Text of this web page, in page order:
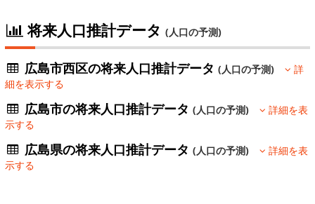
将来人口推計データ (人口の予測)
広島市西区の将来人口推計データ(人口の予測)
詳
細を表示する
広島市の将来人口推計データ(人口の予測)
詳細を表
示する
広島県の将来人口推計データ(人口の予測)
詳細を表
示する